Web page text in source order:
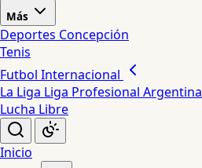
Más
Deportes Concepción
Tenis
Futbol Internacional
La Liga Liga Profesional Argentina
Lucha Libre
Inicio